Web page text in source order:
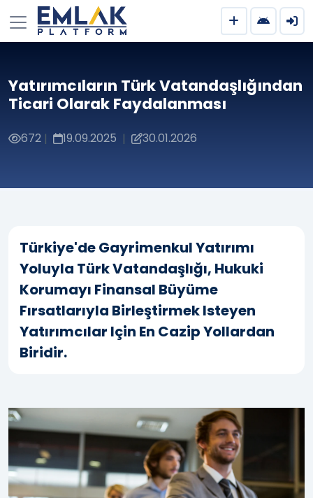
Yatırımcıların Türk Vatandaşlığından
Ticari Olarak Faydalanması
672 | 19.09.2025 | 30.01.2026
Türkiye'de Gayrimenkul Yatırımı
Yoluyla Türk Vatandaşlığı, Hukuki
Korumayı Finansal Büyüme
Fırsatlarıyla Birleştirmek Isteyen
Yatırımcılar Için En Cazip Yollardan
Biridir.